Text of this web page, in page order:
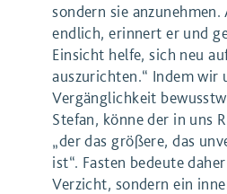
sondern sie anzunehmen.
endlich, erinnert er und
Einsicht helfe, sich neu
auszurichten.“ Indem wir
Vergänglichkeit
Stefan, könne der in uns
„der das größere, das
ist“. Fasten bedeute
Verzicht, sondern ein